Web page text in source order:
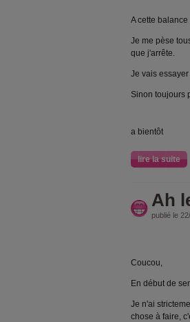
A cette
Je me pèse
que j'arrête.
Je vais
Sinon toujours
a bientôt
lire la suite
Ah
publié le
Coucou,
En début de
Je n'ai
chose à faire,